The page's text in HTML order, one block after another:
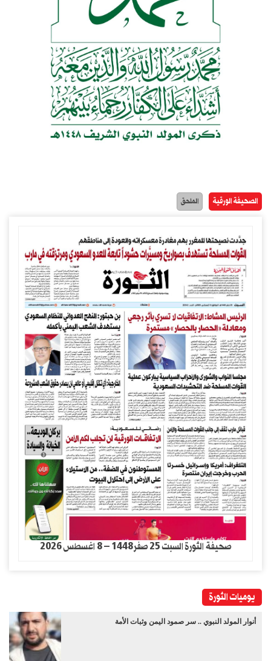
الصحيفة الورقية الملحق
صحيفة الثورة السبت 25 صفر1448 – 8 اغسطس 2026
يوميات الثورة
أنوار المولد النبوي .. سر صمود اليمن وثبات الأمة